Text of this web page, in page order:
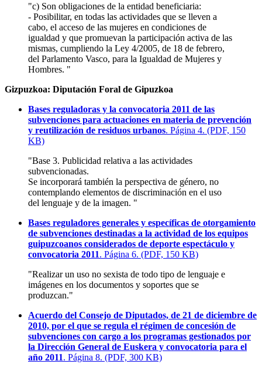
"c) Son obligaciones de la entidad beneficiaria:
- Posibilitar, en todas las actividades que se lleven a
cabo, el acceso de las mujeres en condiciones de
igualdad y que promuevan la participación activa de las
mismas, cumpliendo la Ley 4/2005, de 18 de febrero,
del Parlamento Vasco, para la Igualdad de Mujeres y
Hombres. "
Gizpuzkoa: Diputación Foral de Gipuzkoa
Bases reguladoras y la convocatoria 2011 de las
subvenciones para actuaciones en materia de prevención
y reutilización de residuos urbanos. Página 4. (PDF, 150
KB)
"Base 3. Publicidad relativa a las actividades
subvencionadas.
Se incorporará también la perspectiva de género, no
contemplando elementos de discriminación en el uso
del lenguaje y de la imagen. "
Bases reguladores generales y específicas de otorgamiento
de subvenciones destinadas a la actividad de los equipos
guipuzcoanos considerados de deporte espectáculo y
convocatoria 2011. Página 6. (PDF, 150 KB)
"Realizar un uso no sexista de todo tipo de lenguaje e
imágenes en los documentos y soportes que se
produzcan."
Acuerdo del Consejo de Diputados, de 21 de diciembre de
2010, por el que se regula el régimen de concesión de
subvenciones con cargo a los programas gestionados por
la Dirección General de Euskera y convocatoria para el
año 2011. Página 8. (PDF, 300 KB)